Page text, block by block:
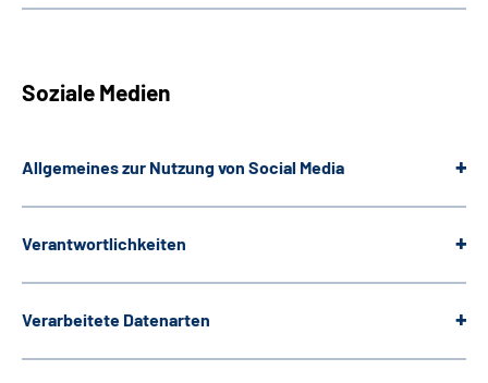
Soziale Medien
Allgemeines zur Nutzung von Social Media
Verantwortlichkeiten
Verarbeitete Datenarten